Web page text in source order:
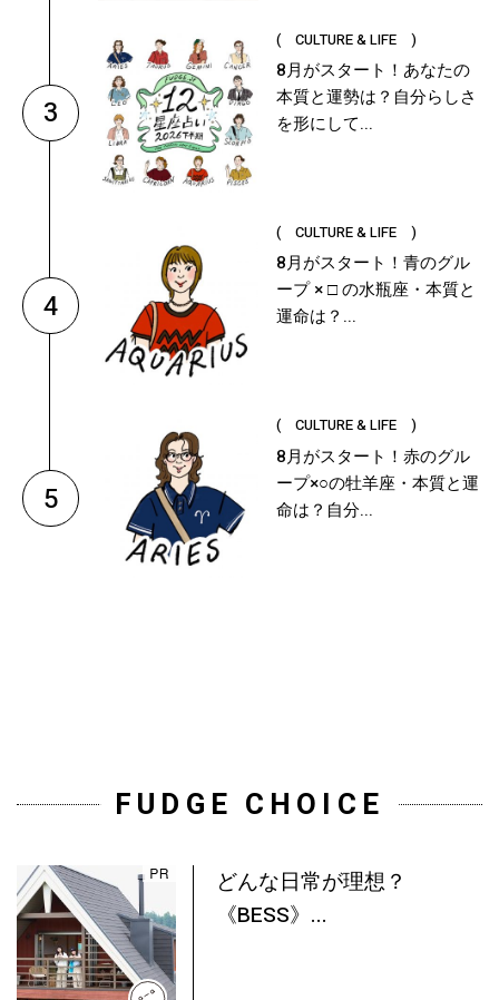
3
( CULTURE & LIFE )
8月がスタート！あなたの
本質と運勢は？自分らしさ
を形にして...
4
( CULTURE & LIFE )
8月がスタート！青のグル
ープ × □ の水瓶座・本質と
運命は？...
5
( CULTURE & LIFE )
8月がスタート！赤のグル
ープ×○の牡羊座・本質と運
命は？自分...
FUDGE CHOICE
どんな日常が理想？
《BESS》...